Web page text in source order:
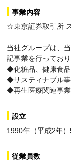
事業内容
☆東京証券取引所
当社グループは、
記事業を行っており
◆化粧品、健康食
◆サスティナブル
◆再生医療関連事業
設立
1990年（平成2年）
従業員数